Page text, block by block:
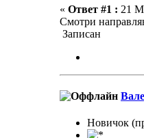
« Ответ #1 : 21
Смотри
Записан
Новичок